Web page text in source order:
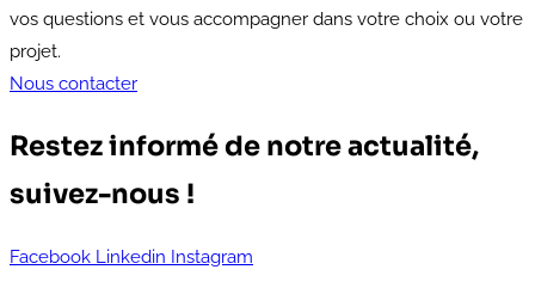
vos questions et vous accompagner dans votre choix ou votre
projet.
Nous contacter
Restez informé de notre actualité,
suivez-nous !
Facebook Linkedin Instagram